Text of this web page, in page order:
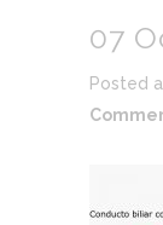
07
Posted